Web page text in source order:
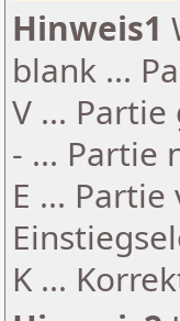
Hinweis1
blank ...
V ...
- ... Partie
E ...
K ...